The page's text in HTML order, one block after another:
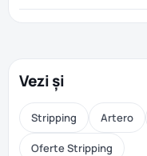
Vezi și
Stripping Artero
Oferte Stripping